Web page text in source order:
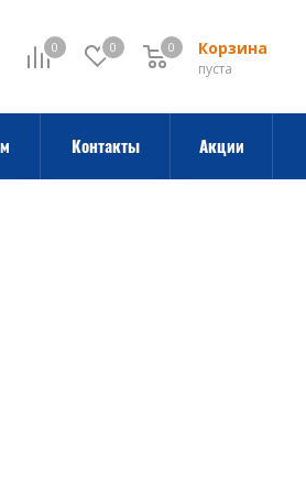
0 0 Корзина
0
пуста
0
Контакты Акции